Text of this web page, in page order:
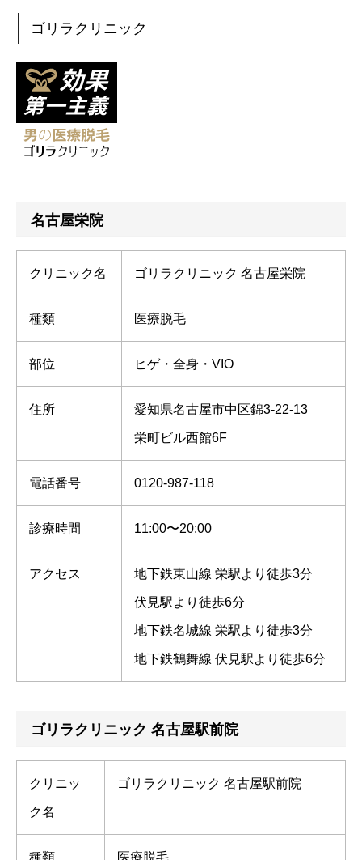
ゴリラクリニック
名古屋栄院
クリニック名 ゴリラクリニック 名古屋栄院
種類 医療脱毛
部位 ヒゲ・全身・VIO
住所 愛知県名古屋市中区錦3-22-13
栄町ビル西館6F
電話番号 0120-987-118
診療時間 11:00〜20:00
アクセス 地下鉄東山線 栄駅より徒歩3分
伏見駅より徒歩6分
地下鉄名城線 栄駅より徒歩3分
地下鉄鶴舞線 伏見駅より徒歩6分
ゴリラクリニック 名古屋駅前院
クリニッ
ク名
ゴリラクリニック 名古屋駅前院
種類 医療脱毛